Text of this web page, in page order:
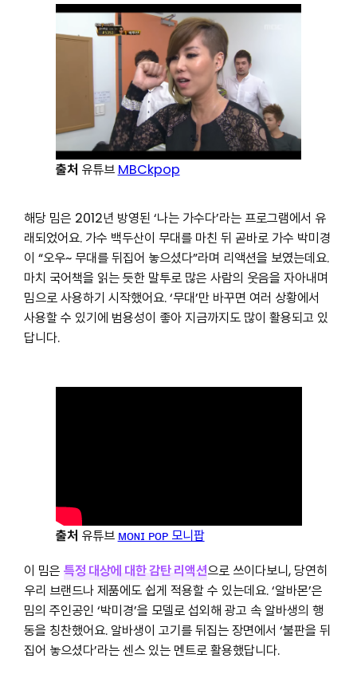
출처 유튜브 MBCkpop
해당 밈은 2012년 방영된 ‘나는 가수다’라는 프로그램에서 유
래되었어요. 가수 백두산이 무대를 마친 뒤 곧바로 가수 박미경
이 “오우~ 무대를 뒤집어 놓으셨다”라며 리액션을 보였는데요.
마치 국어책을 읽는 듯한 말투로 많은 사람의 웃음을 자아내며
밈으로 사용하기 시작했어요. ‘무대’만 바꾸면 여러 상황에서
사용할 수 있기에 범용성이 좋아 지금까지도 많이 활용되고 있
답니다.
출처 유튜브 ᴍᴏɴɪ ᴘᴏᴘ 모니팝
이 밈은 특정 대상에 대한 감탄 리액션으로 쓰이다보니, 당연히
우리 브랜드나 제품에도 쉽게 적용할 수 있는데요. ‘알바몬’은
밈의 주인공인 ‘박미경’을 모델로 섭외해 광고 속 알바생의 행
동을 칭찬했어요. 알바생이 고기를 뒤집는 장면에서 ‘불판을 뒤
집어 놓으셨다’라는 센스 있는 멘트로 활용했답니다.